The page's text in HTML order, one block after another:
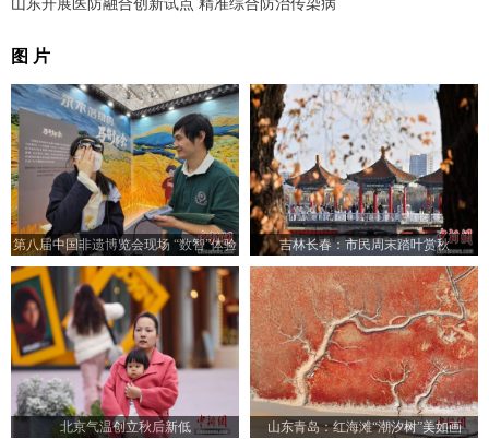
山东开展医防融合创新试点 精准综合防治传染病
图 片
第八届中国非遗博览会现场 “数智”体验
受青睐
吉林长春：市民周末踏叶赏秋
北京气温创立秋后新低 山东青岛：红海滩“潮汐树”美如画